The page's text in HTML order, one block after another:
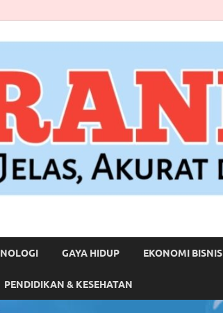
GAYA HIDUP EKONOMI BISNIS
PENDIDIKAN & KESEHATAN